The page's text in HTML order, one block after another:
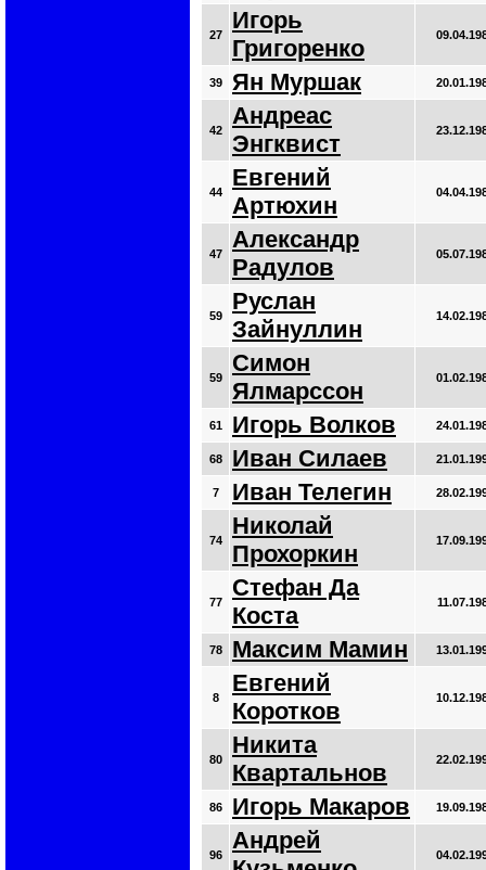
27
Игорь
Григоренко
39 Ян Муршак
42
Андреас
Энгквист
44
Евгений
Артюхин
47
Александр
Радулов
59
Руслан
Зайнуллин
59
Симон
Ялмарссон
61 Игорь Волков
68 Иван Силаев
7 Иван Телегин
74
Николай
Прохоркин
77
Стефан Да
Коста
78 Максим Мамин
8
Евгений
Коротков
80
Никита
Квартальнов
86 Игорь Макаров
96
Андрей